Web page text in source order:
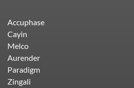
Accuphase
Cayin
Melco
Aurender
Paradigm
Zingali